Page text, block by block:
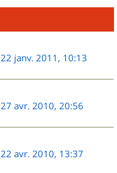
22 janv. 2011, 10:13
27 avr. 2010, 20:56
22 avr. 2010, 13:37